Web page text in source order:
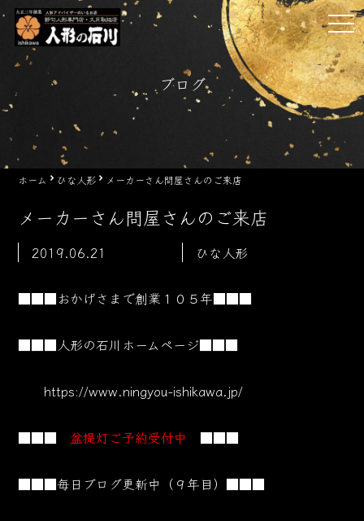
Skip
content
ブログ
ホーム ひな人形 メーカーさん問屋さんのご来店
メーカーさん問屋さんのご来店
2019.06.21 ひな人形
■■■おかげさまで創業１０５年■■■
■■■人形の石川ホームページ■■■
https://www.ningyou-ishikawa.jp/
■■■ 盆提灯ご予約受付中 ■■■
■■■毎日ブログ更新中（９年目）■■■